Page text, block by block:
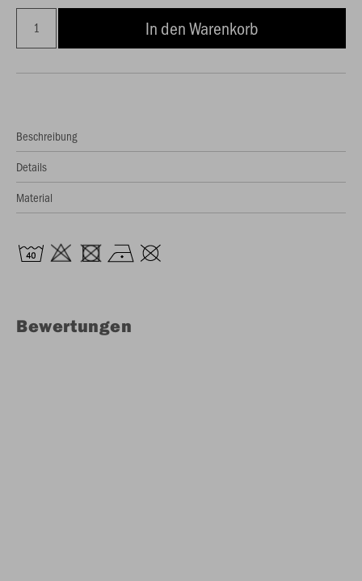
In den Warenkorb
Beschreibung
Details
Material
Bewertungen